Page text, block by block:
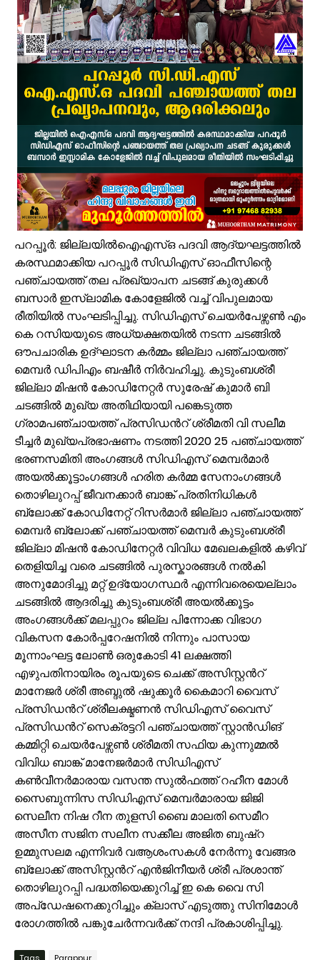
വേങ്ങരയിൽ വെള്ളക്കെട്ട് രൂക്ഷം; ദുരിതബാധിതർക്ക് ആശ്വാസവുമായി
പ്രായം തടസ്സമല്ല; തിരൂരങ്ങാടി നഗരസഭയിൽ പ്ലസ് ടൂ
വേങ്ങരയുടെ അഭിമാനമായി ഹിപ്നോട്ടിസ്റ്റ് മുഹമ്മദ് റിയാസ്;
വാട്ടർ ടാങ്ക് വൃത്തിയാക്കുന്നതിനിടെ കെട്ടിടത്തിന്റെ മുകളിൽ നിന്ന്
ഉദ്യോഗസ്ഥ സംഘം പാണക്കാട് മണ്ണിടിച്ചിൽ ഉണ്ടായ സ്ഥലം
ചക്രവാതച്ചുഴിയുടെ സ്വാധീനം: സംസ്ഥാനത്ത് ഓഗസ്റ്റ് 7 വരെ മഴ
വിസ്ഡം യൂത്ത് വേങ്ങര സോൺ ട്രോമാകെയർ പരിശീലന ക്യാമ്പ്
പാണക്കാട് ശിഹാബ് തങ്ങളുടെ സ്മാരകമന്ദിരം വൈകാതെ
എസ്. എം. സർവർ മെഗാ ക്വിസ് -മലപ്പുറം ഈസ്റ്റ് സോൺ മത്സരം
കരിപ്പൂർ വിമാന ദുരന്തത്തിന് ഇന്ന് 6 വയസ്സ്; വലിയ വിമാനങ്ങളുടെ
പറപ്പൂർ: ജില്ലയിൽഐഎസ്ഒ പദവി ആദ്യഘട്ടത്തിൽ
കരസ്ഥമാക്കിയ പറപ്പൂർ സിഡിഎസ് ഓഫീസിന്റെ
പഞ്ചായത്ത് തല പ്രഖ്യാപന ചടങ്ങ് കുരുക്കൾ
ബസാർ ഇസ്ലാമിക കോളേജിൽ വച്ച് വിപുലമായ
രീതിയിൽ സംഘടിപ്പിച്ചു. സിഡിഎസ് ചെയർപേഴ്സൺ എം
കെ റസിയയുടെ അധ്യക്ഷതയിൽ നടന്ന ചടങ്ങിൽ
ഔപചാരിക ഉദ്ഘാടന കർമ്മം ജില്ലാ പഞ്ചായത്ത്
മെമ്പർ ഡിപിഎം ബഷീർ നിർവഹിച്ചു. കുടുംബശ്രീ
ജില്ലാ മിഷൻ കോഡിനേറ്റർ സുരേഷ് കുമാർ ബി
ചടങ്ങിൽ മുഖ്യ അതിഥിയായി പങ്കെടുത്ത
ഗ്രാമപഞ്ചായത്ത് പ്രസിഡൻറ് ശ്രീമതി വി സലീമ
ടീച്ചർ മുഖ്യപ്രഭാഷണം നടത്തി 2020 25 പഞ്ചായത്ത്
ഭരണസമിതി അംഗങ്ങൾ സിഡിഎസ് മെമ്പർമാർ
അയൽക്കൂട്ടാംഗങ്ങൾ ഹരിത കർമ്മ സേനാംഗങ്ങൾ
തൊഴിലുറപ്പ് ജീവനക്കാർ ബാങ്ക് പ്രതിനിധികൾ
ബ്ലോക്ക് കോഡിനേറ്റ് റിസർമാർ ജില്ലാ പഞ്ചായത്ത്
മെമ്പർ ബ്ലോക്ക് പഞ്ചായത്ത് മെമ്പർ കുടുംബശ്രീ
ജില്ലാ മിഷൻ കോഡിനേറ്റർ വിവിധ മേഖലകളിൽ കഴിവ്
തെളിയിച്ച വരെ ചടങ്ങിൽ പുരസ്കാരങ്ങൾ നൽകി
അനുമോദിച്ചു മറ്റ് ഉദ്യോഗസ്ഥർ എന്നിവരെയെല്ലാം
ചടങ്ങിൽ ആദരിച്ചു കുടുംബശ്രീ അയൽക്കൂട്ടം
അംഗങ്ങൾക്ക് മലപ്പുറം ജില്ല പിന്നോക്ക വിഭാഗ
വികസന കോർപ്പറേഷനിൽ നിന്നും പാസായ
മൂന്നാംഘട്ട ലോൺ ഒരുകോടി 41 ലക്ഷത്തി
എഴുപതിനായിരം രൂപയുടെ ചെക്ക് അസിസ്റ്റൻറ്
മാനേജർ ശ്രീ അബ്ദുൽ ഷുക്കൂർ കൈമാറി വൈസ്
പ്രസിഡൻറ് ശ്രീലക്ഷ്മണൻ സിഡിഎസ് വൈസ്
പ്രസിഡൻറ് സെക്രട്ടറി പഞ്ചായത്ത് സ്റ്റാൻഡിങ്
കമ്മിറ്റി ചെയർപേഴ്സൺ ശ്രീമതി സഫിയ കുന്നുമ്മൽ
വിവിധ ബാങ്ക് മാനേജർമാർ സിഡിഎസ്
കൺവീനർമാരായ വസന്ത സുൽഫത്ത് റഹീന മോൾ
സൈബുന്നിസ സിഡിഎസ് മെമ്പർമാരായ ജിജി
സെലീന നിഷ റീന തുളസി ബൈ മാലതി സെമീറ
അസീന സജിന സലീന സക്കീല അജിത ബുഷ്റ
ഉമ്മുസലമ എന്നിവർ വആശംസകൾ നേർന്നു വേങ്ങര
ബ്ലോക്ക് അസിസ്റ്റൻറ് എൻജിനീയർ ശ്രീ പ്രശാന്ത്
തൊഴിലുറപ്പി പദ്ധതിയെക്കുറിച്ച് ഇ കെ വൈ സി
അപ്ഡേഷനെക്കുറിച്ചും ക്ലാസ് എടുത്തു സിനിമോള്‍
രോഗത്തിൽ പങ്കുചേർന്നവർക്ക് നന്ദി പ്രകാശിപ്പിച്ചു.
Tags Parappur